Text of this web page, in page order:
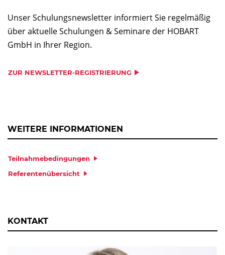
Unser Schulungsnewsletter informiert Sie regelmäßig
über aktuelle Schulungen & Seminare der HOBART
GmbH in Ihrer Region.
ZUR NEWSLETTER-REGISTRIERUNG
WEITERE INFORMATIONEN
Teilnahmebedingungen
Referentenübersicht
KONTAKT